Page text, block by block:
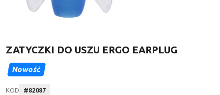
ZATYCZKI DO USZU ERGO EARPLUG
Nowość
KOD #82087